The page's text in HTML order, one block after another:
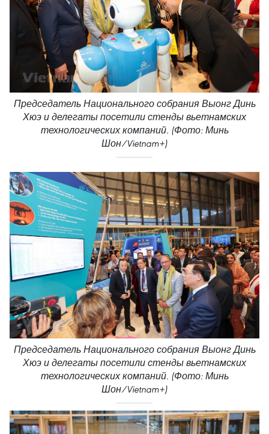
Председатель Национального собрания Выонг Динь
Хюэ и делегаты посетили стенды вьетнамских
технологических компаний. (Фото: Минь
Шон/Vietnam+)
Председатель Национального собрания Выонг Динь
Хюэ и делегаты посетили стенды вьетнамских
технологических компаний. (Фото: Минь
Шон/Vietnam+)